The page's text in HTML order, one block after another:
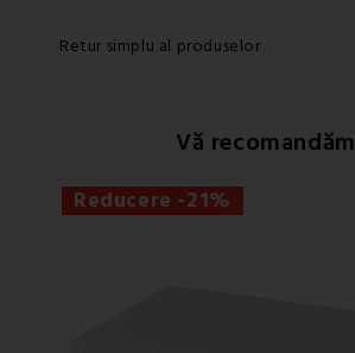
Retur simplu al produselor
Vă recomandăm
Reducere -21%